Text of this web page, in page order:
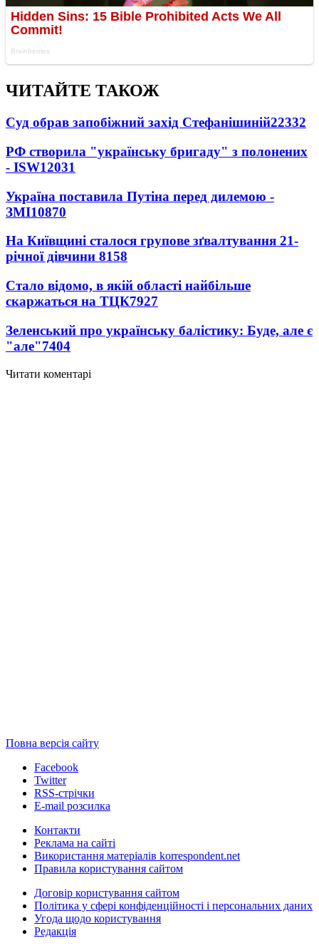
ЧИТАЙТЕ ТАКОЖ
Суд обрав запобіжний захід Стефанішиній22332
РФ створила "українську бригаду" з полонених
- ISW12031
Україна поставила Путіна перед дилемою -
ЗМІ10870
На Київщині сталося групове зґвалтування 21-
річної дівчини 8158
Стало відомо, в якій області найбільше
скаржаться на ТЦК7927
Зеленський про українську балістику: Буде, але є
"але"7404
Читати коментарі
Повна версія сайту
Facebook
Twitter
RSS-стрічки
E-mail розсилка
Контакти
Реклама на сайті
Використання матеріалів korrespondent.net
Правила користування сайтом
Договір користування сайтом
Політика у сфері конфіденційності і персональних даних
Угода щодо користування
Редакція